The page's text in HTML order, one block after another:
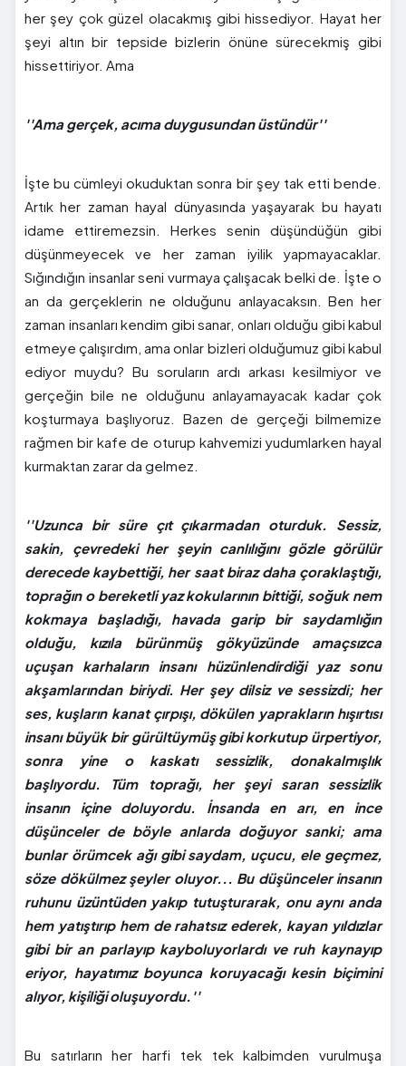
her şey çok güzel olacakmış gibi hissediyor. Hayat her
şeyi altın bir tepside bizlerin önüne sürecekmiş gibi
hissettiriyor. Ama
''Ama gerçek, acıma duygusundan üstündür''
İşte bu cümleyi okuduktan sonra bir şey tak etti bende.
Artık her zaman hayal dünyasında yaşayarak bu hayatı
idame ettiremezsin. Herkes senin düşündüğün gibi
düşünmeyecek ve her zaman iyilik yapmayacaklar.
Sığındığın insanlar seni vurmaya çalışacak belki de. İşte o
an da gerçeklerin ne olduğunu anlayacaksın. Ben her
zaman insanları kendim gibi sanar, onları olduğu gibi kabul
etmeye çalışırdım, ama onlar bizleri olduğumuz gibi kabul
ediyor muydu? Bu soruların ardı arkası kesilmiyor ve
gerçeğin bile ne olduğunu anlayamayacak kadar çok
koşturmaya başlıyoruz. Bazen de gerçeği bilmemize
rağmen bir kafe de oturup kahvemizi yudumlarken hayal
kurmaktan zarar da gelmez.
''Uzunca bir süre çıt çıkarmadan oturduk. Sessiz,
sakin, çevredeki her şeyin canlılığını gözle görülür
derecede kaybettiği, her saat biraz daha çoraklaştığı,
toprağın o bereketli yaz kokularının bittiği, soğuk nem
kokmaya başladığı, havada garip bir saydamlığın
olduğu, kızıla bürünmüş gökyüzünde amaçsızca
uçuşan karhaların insanı hüzünlendirdiği yaz sonu
akşamlarından biriydi. Her şey dilsiz ve sessizdi; her
ses, kuşların kanat çırpışı, dökülen yaprakların hışırtısı
insanı büyük bir gürültüymüş gibi korkutup ürpertiyor,
sonra yine o kaskatı sessizlik, donakalmışlık
başlıyordu. Tüm toprağı, her şeyi saran sessizlik
insanın içine doluyordu. İnsanda en arı, en ince
düşünceler de böyle anlarda doğuyor sanki; ama
bunlar örümcek ağı gibi saydam, uçucu, ele geçmez,
söze dökülmez şeyler oluyor... Bu düşünceler insanın
ruhunu üzüntüden yakıp tutuşturarak, onu aynı anda
hem yatıştırıp hem de rahatsız ederek, kayan yıldızlar
gibi bir an parlayıp kayboluyorlardı ve ruh kaynayıp
eriyor, hayatımız boyunca koruyacağı kesin biçimini
alıyor, kişiliği oluşuyordu.''
Bu satırların her harfi tek tek kalbimden vurulmuşa